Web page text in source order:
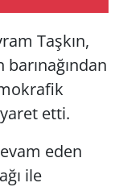
Taşkın,
etti.
eden
ile